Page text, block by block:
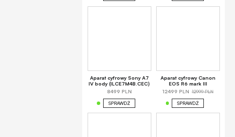
Aparat cyfrowy Sony A7
IV body (ILCE7M4B.CEC)
8499 PLN
SPRAWDŹ
Aparat cyfrowy Canon
EOS R6 mark III
12499 PLN 12999 PLN
SPRAWDŹ